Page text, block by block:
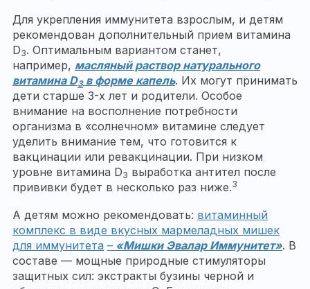
Для укрепления иммунитета взрослым, и детям
рекомендован дополнительный прием витамина
D3. Оптимальным вариантом станет,
например, масляный раствор натурального
витамина D3в форме капель. Их могут принимать
дети старше 3-х лет и родители. Особое
внимание на восполнение потребности
организма в «солнечном» витамине следует
уделить внимание тем, что готовится к
вакцинации или ревакцинации. При низком
уровне витамина D3 выработка антител после
прививки будет в несколько раз ниже.3
А детям можно рекомендовать: витаминный
комплекс в виде вкусных мармеладных мишек
для иммунитета – «Мишки Эвалар Иммунитет». В
составе — мощные природные стимуляторы
защитных сил: экстракты бузины черной и